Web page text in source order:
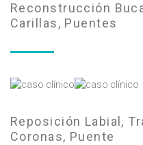
Reconstrucción
Carillas, Puentes
Reposición Labial,
Coronas, Puente